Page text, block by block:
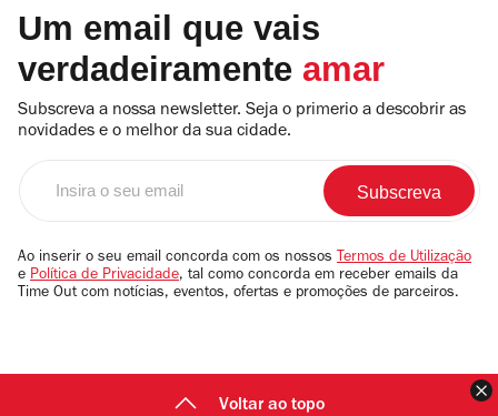
Um email que vais
verdadeiramente amar
Subscreva a nossa newsletter. Seja o primerio a descobrir as
novidades e o melhor da sua cidade.
email
Ao inserir o seu email concorda com os nossos Termos de Utilização
e Política de Privacidade, tal como concorda em receber emails da
Time Out com notícias, eventos, ofertas e promoções de parceiros.
Voltar ao topo